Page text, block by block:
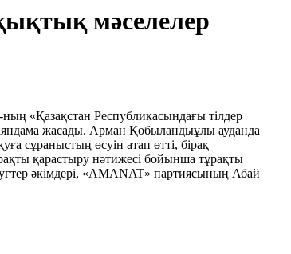
мәселелер
«Қазақстан Республикасындағы тілдер
жасады. Арман Қобыландыұлы ауданда
сұраныстың өсуін атап өтті, бірақ
қарастыру нәтижесі бойынша тұрақты
әкімдері, «AMANAT» партиясының Абай